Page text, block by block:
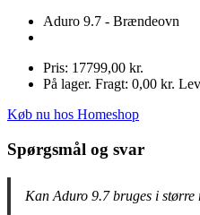
Aduro 9.7 - Brændeovn
Pris: 17799,00 kr.
På lager. Fragt: 0,00 kr.
Køb nu hos Homeshop
Spørgsmål og svar
Kan Aduro 9.7 bruges i større